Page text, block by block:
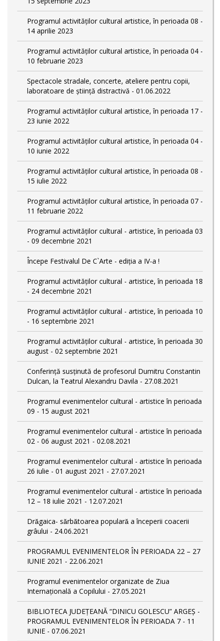
Programul activităților cultural artistice, în perioada 08 -
14 aprilie 2023
Programul activităților cultural artistice, în perioada 04 -
10 februarie 2023
Spectacole stradale, concerte, ateliere pentru copii,
laboratoare de știință distractivă - 01.06.2022
Programul activităților cultural artistice, în perioada 17 -
23 iunie 2022
Programul activităților cultural artistice, în perioada 04 -
10 iunie 2022
Programul activităților cultural artistice, în perioada 08 -
15 iulie 2022
Programul activităților cultural artistice, în perioada 07 -
11 februarie 2022
Programul activităților cultural - artistice, în perioada 03
- 09 decembrie 2021
Începe Festivalul De C`Arte - ediția a IV-a !
Programul activităților cultural - artistice, în perioada 18
- 24 decembrie 2021
Programul activităților cultural - artistice, în perioada 10
- 16 septembrie 2021
Programul activităților cultural - artistice, în perioada 30
august - 02 septembrie 2021
Conferință susținută de profesorul Dumitru Constantin
Dulcan, la Teatrul Alexandru Davila - 27.08.2021
Programul evenimentelor cultural - artistice în perioada
09 - 15 august 2021
Programul evenimentelor cultural - artistice în perioada
02 - 06 august 2021 - 02.08.2021
Programul evenimentelor cultural - artistice în perioada
26 iulie - 01 august 2021 - 27.07.2021
Programul evenimentelor cultural - artistice în perioada
12 – 18 iulie 2021 - 12.07.2021
Drăgaica- sărbătoarea populară a începerii coacerii
grâului - 24.06.2021
PROGRAMUL EVENIMENTELOR ÎN PERIOADA 22 – 27
IUNIE 2021 - 22.06.2021
Programul evenimentelor organizate de Ziua
Internațională a Copilului - 27.05.2021
BIBLIOTECA JUDEȚEANĂ “DINICU GOLESCU” ARGEȘ -
PROGRAMUL EVENIMENTELOR ÎN PERIOADA 7 - 11
IUNIE - 07.06.2021